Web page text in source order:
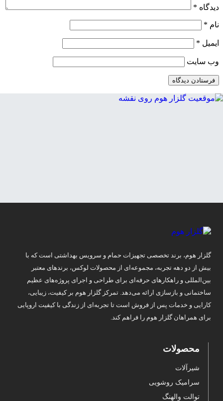
دیدگاه *
نام *
ایمیل *
وب‌ سایت
گلزار هوم، برند تخصصی تجهیزات حمام و سرویس بهداشتی است که با
بیش از دو دهه تجربه، مجموعه‌ای از محصولات لوکس، برندهای معتبر
بین‌المللی و راهکارهای حرفه‌ای برای طراحی و اجرای پروژه‌های عظیم
ساختمانی و بازسازی ارائه می‌دهد. تمرکز گلزار هوم بر کیفیت، زیبایی،
کارایی و خدمات پس از فروش است تا تجربه‌ای از زندگی با کیفیت اروپایی
برای همراهان گلزار هوم را فراهم کند.
محصولات
شیرآلات
سرامیک روشویی
توالت والهنگ